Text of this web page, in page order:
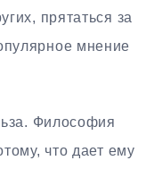
прятаться за
мнение
Философия
что дает ему